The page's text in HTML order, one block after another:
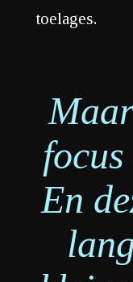
toelages.
En